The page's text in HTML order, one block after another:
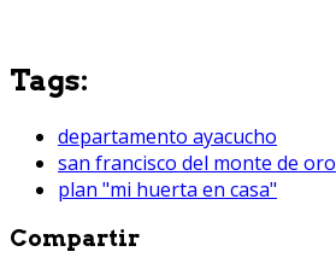
Tags:
departamento ayacucho
san francisco del monte de oro
plan "mi huerta en casa"
Compartir